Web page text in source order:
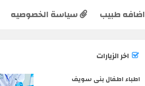
اضافه طبيب سياسة الخصوصيه
اخر الزيارات
اطباء اطفال بنى سويف